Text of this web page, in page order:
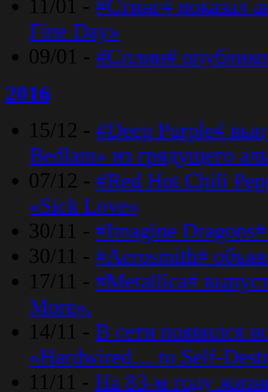
11/01 - #Стинг# показал
Fine Day»
09/01 - #Сплин#
2016
15/12 - #Deep Purple#
Bedlam» из грядущего
07/12 - #Red Hot Chili
«Sick Love»
30/11 - #Imagine
30/11 - #Aerosmith#
17/11 - #Metallica#
More».
14/11 - В сети появился
«Hardwired… to Self-
11/11 - На 83-м году